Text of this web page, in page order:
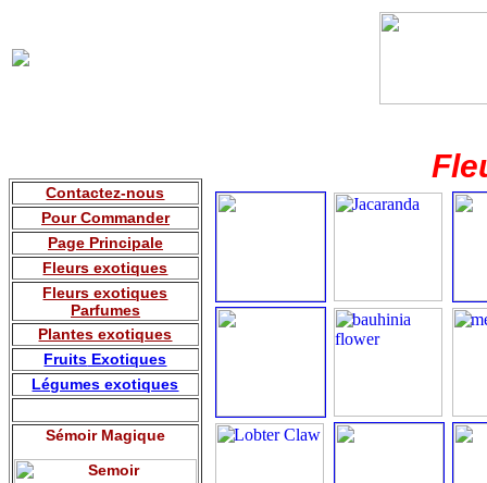
Contactez-nous
Pour Commander
Page Principale
Fleurs exotiques
Fleurs exotiques
Parfumes
Plantes exotiques
Fruits Exotiques
Légumes exotiques
Sémoir Magique